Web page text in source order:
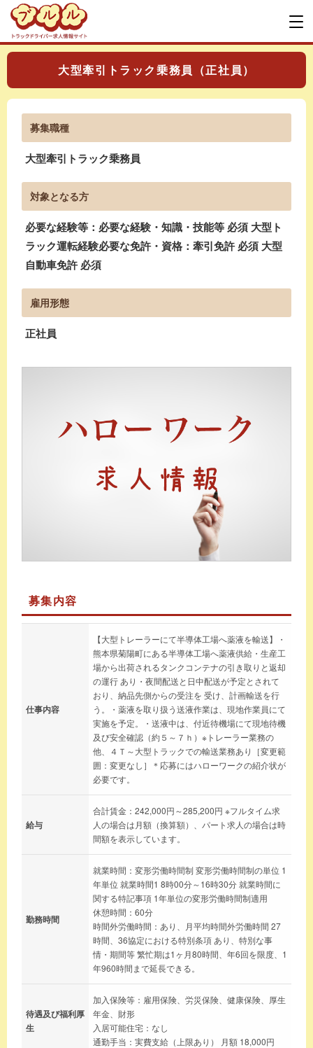
大型牽引トラック乗務員（正社員）
募集職種
大型牽引トラック乗務員
対象となる方
必要な経験等：必要な経験・知識・技能等 必須 大型ト
ラック運転経験必要な免許・資格：牽引免許 必須 大型
自動車免許 必須
雇用形態
正社員
募集内容
仕事内容
【大型トレーラーにて半導体工場へ薬液を輸送】・
熊本県菊陽町にある半導体工場へ薬液供給・生産工
場から出荷されるタンクコンテナの引き取りと返却
の運行 あり・夜間配送と日中配送が予定とされて
おり、納品先側からの受注を 受け、計画輸送を行
う。・薬液を取り扱う送液作業は、現地作業員にて
実施を予定。・送液中は、付近待機場にて現地待機
及び安全確認（約５～７ｈ）※トレーラー業務の
他、４Ｔ～大型トラックでの輸送業務あり［変更範
囲：変更なし］＊応募にはハローワークの紹介状が
必要です。
給与
合計賃金：242,000円～285,200円 ※フルタイム求
人の場合は月額（換算額）、パート求人の場合は時
間額を表示しています。
勤務時間
就業時間：変形労働時間制 変形労働時間制の単位 1
年単位 就業時間1 8時00分～16時30分 就業時間に
関する特記事項 1年単位の変形労働時間制適用
休憩時間：60分
時間外労働時間：あり、月平均時間外労働時間 27
時間、36協定における特別条項 あり、特別な事
情・期間等 繁忙期は1ヶ月80時間、年6回を限度、1
年960時間まで延長できる。
待遇及び福利厚
生
加入保険等：雇用保険、労災保険、健康保険、厚生
年金、財形
入居可能住宅：なし
通勤手当：実費支給（上限あり） 月額 18,000円